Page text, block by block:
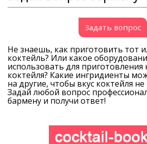
Задать вопрос
Не знаешь, как приготовить тот
коктейль? Или какое
использовать для приготовления
коктейля? Какие ингридиенты
на другие, чтобы вкус коктейля не
Задай любой вопрос
бармену и получи ответ!